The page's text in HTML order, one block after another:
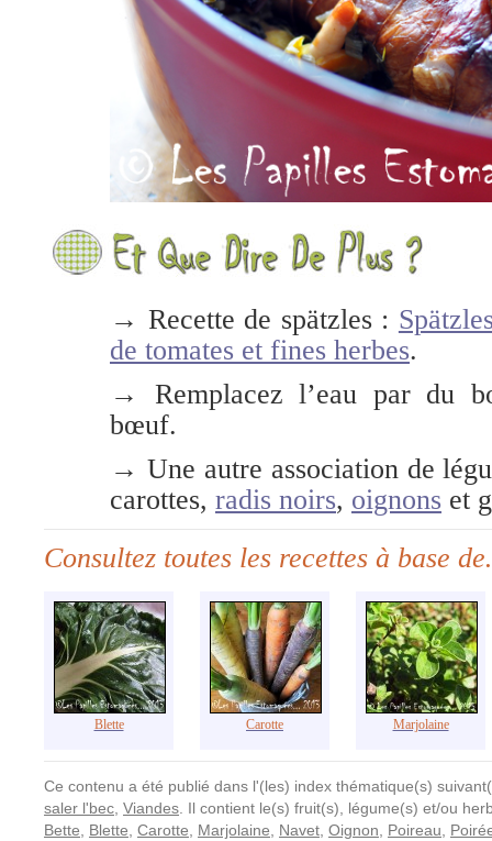
→ Recette de spätzles :
de tomates et fines herbes.
→ Remplacez l’eau par du
bœuf.
→ Une autre association de
carottes, radis noirs, oignons et
Consultez toutes les recettes à base
Blette Carotte Marjolaine
Ce contenu a été publié dans l'(les) index thématique(s)
saler l'bec, Viandes. Il contient le(s) fruit(s), légume(s) et/ou
Bette, Blette, Carotte, Marjolaine, Navet, Oignon, Poireau,